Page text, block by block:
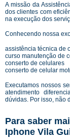
A missão da
dos clientes com
na execução dos
Conhecendo nossa
assistência técnica de
curso manutenção de
conserto de celulares
conserto de celular
Executamos nossos
atendimento
dúvidas. Por isso, não
Para saber
Iphone Vila